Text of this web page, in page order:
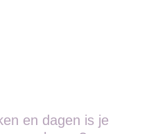
en dagen is je